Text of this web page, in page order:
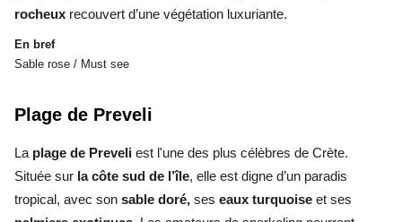
rocheux recouvert d’une végétation luxuriante.
En bref
Sable rose / Must see
Plage de Preveli
La plage de Preveli est l'une des plus célèbres de Crète.
Située sur la côte sud de l’île, elle est digne d’un paradis
tropical, avec son sable doré, ses eaux turquoise et ses